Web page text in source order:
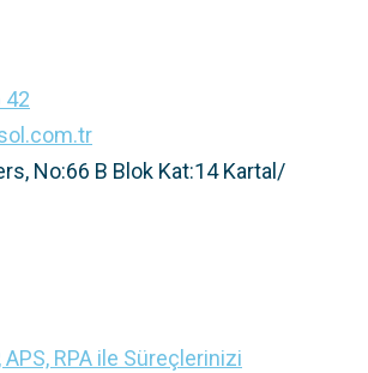
42
No:66 B Blok Kat:14 Kartal/